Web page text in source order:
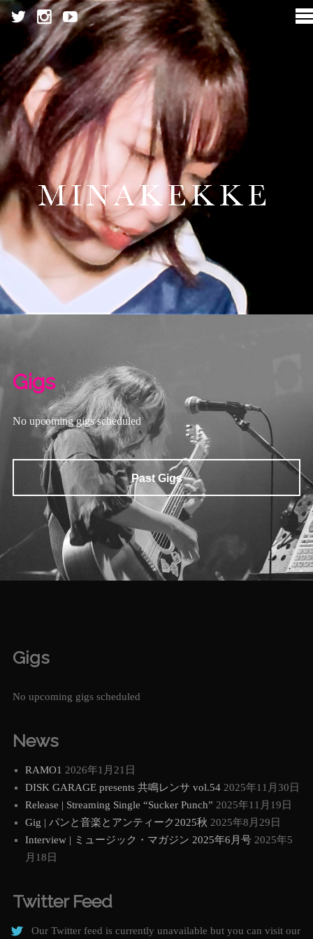
Gigs
No upcoming gigs scheduled
Past Gigs
Gigs
No upcoming gigs scheduled
News
RAMO1 2026年1月21日
DISK GARAGE presents 共鳴レンサ vol.54 2025年11月30日
Release | Streaming Single “Sucker Punch” 2025年11月19日
Gig | パンと音楽とアンティーク2025秋 2025年8月29日
Interview | ミュージック・マガジン 2025年6月号 2025年5
月18日
Twitter Feed
Our Twitter feed is currently unavailable but you can visit our